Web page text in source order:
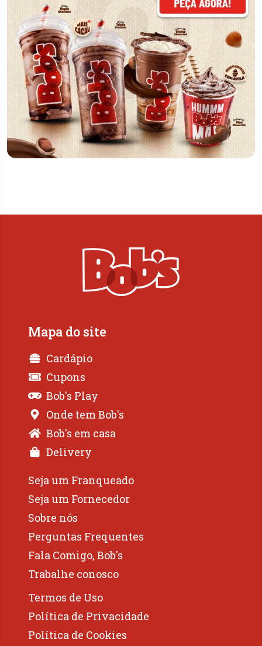
Mapa do site
Cardápio
Cupons
Bob's Play
Onde tem Bob's
Bob's em casa
Delivery
Seja um Franqueado
Seja um Fornecedor
Sobre nós
Perguntas Frequentes
Fala Comigo, Bob's
Trabalhe conosco
Termos de Uso
Política de Privacidade
Política de Cookies